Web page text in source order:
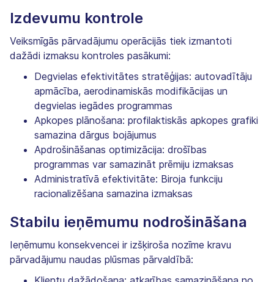
Izdevumu kontrole
Veiksmīgās pārvadājumu operācijās tiek izmantoti
dažādi izmaksu kontroles pasākumi:
Degvielas efektivitātes stratēģijas: autovadītāju
apmācība, aerodinamiskās modifikācijas un
degvielas iegādes programmas
Apkopes plānošana: profilaktiskās apkopes grafiki
samazina dārgus bojājumus
Apdrošināšanas optimizācija: drošības
programmas var samazināt prēmiju izmaksas
Administratīvā efektivitāte: Biroja funkciju
racionalizēšana samazina izmaksas
Stabilu ieņēmumu nodrošināšana
Ieņēmumu konsekvencei ir izšķiroša nozīme kravu
pārvadājumu naudas plūsmas pārvaldībā: